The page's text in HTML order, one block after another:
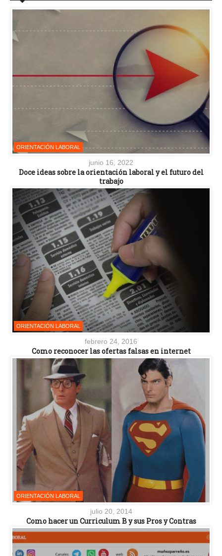
ORIENTACIÓN LABORAL
junio 16, 2022
Doce ideas sobre la orientación laboral y el futuro del
trabajo
ORIENTACIÓN LABORAL
febrero 24, 2016
Como reconocer las ofertas falsas en internet
ORIENTACIÓN LABORAL
julio 20, 2014
Como hacer un Curriculum B y sus Pros y Contras